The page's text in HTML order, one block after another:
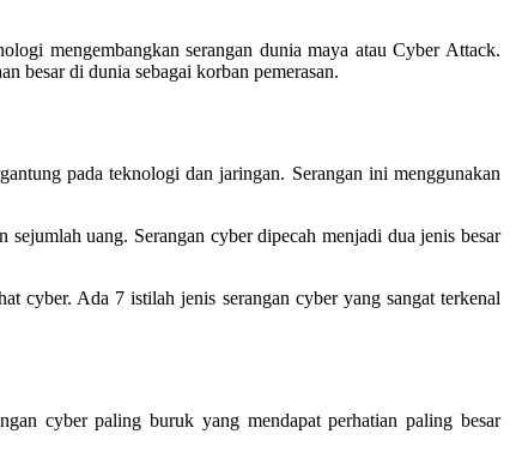
mengembangkan serangan dunia maya atau Cyber Attack.
besar di dunia sebagai korban pemerasan.
pada teknologi dan jaringan. Serangan ini menggunakan
uang. Serangan cyber dipecah menjadi dua jenis besar
cyber. Ada 7 istilah jenis serangan cyber yang sangat terkenal
cyber paling buruk yang mendapat perhatian paling besar